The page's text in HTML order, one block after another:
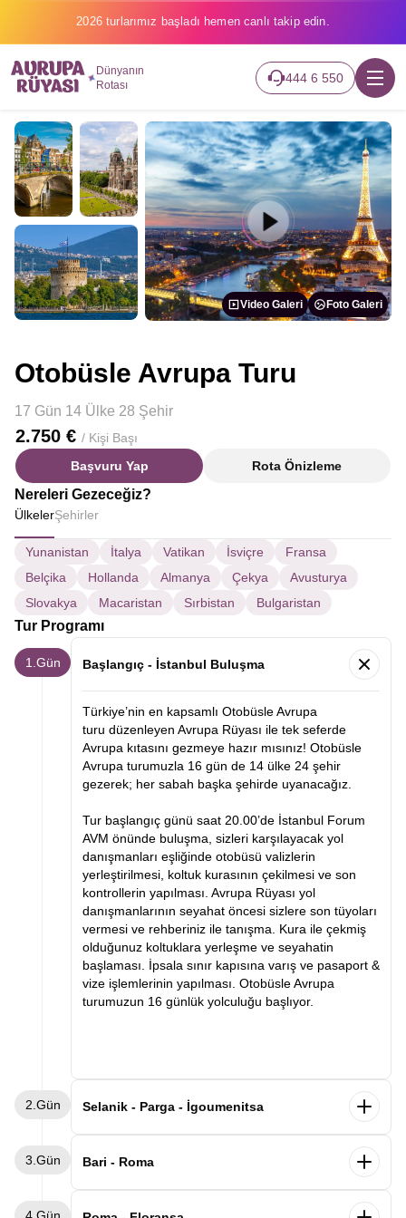
2026 turlarımız başladı hemen canlı takip edin.
Dünyanın
Rotası
444 6 550
Video Galeri Foto Galeri
Otobüsle Avrupa Turu
17 Gün 14 Ülke 28 Şehir
2.750 € / Kişi Başı
Başvuru Yap
Rota Önizleme
Nereleri Gezeceğiz?
ÜlkelerŞehirler
Yunanistan İtalya Vatikan İsviçre
Fransa
Belçika
Hollanda Almanya Çekya
Avusturya
Slovakya
Macaristan Sırbistan Bulgaristan
Tur Programı
1.Gün Başlangıç - İstanbul Buluşma
Türkiye’nin en kapsamlı Otobüsle Avrupa
turu düzenleyen Avrupa Rüyası ile tek seferde
Avrupa kıtasını gezmeye hazır mısınız! Otobüsle
Avrupa turumuzla 16 gün de 14 ülke 24 şehir
gezerek; her sabah başka şehirde uyanacağız.
Tur başlangıç günü saat 20.00’de İstanbul Forum
AVM önünde buluşma, sizleri karşılayacak yol
danışmanları eşliğinde otobüsü valizlerin
yerleştirilmesi, koltuk kurasının çekilmesi ve son
kontrollerin yapılması. Avrupa Rüyası yol
danışmanlarının seyahat öncesi sizlere son tüyoları
vermesi ve rehberiniz ile tanışma. Kura ile çekmiş
olduğunuz koltuklara yerleşme ve seyahatin
başlaması. İpsala sınır kapısına varış ve pasaport &
vize işlemlerinin yapılması. Otobüsle Avrupa
turumuzun 16 günlük yolculuğu başlıyor.
2.Gün Selanik - Parga - İgoumenitsa
Ardından Selanik şehir turu. Selanik’te görülecek
yerler arasında Atatürk’ün evi, Kordon, Beyaz Kule
3.Gün Bari - Roma